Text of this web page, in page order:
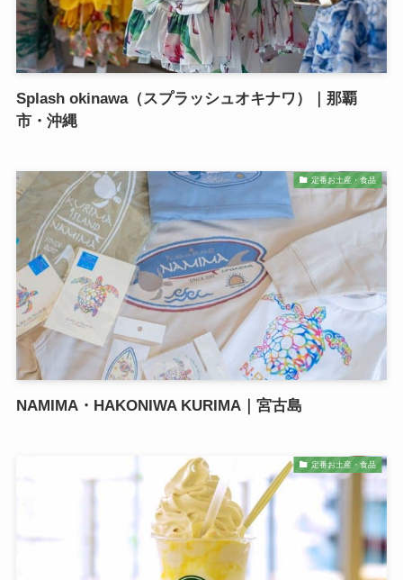
Splash okinawa（スプラッシュオキナワ）｜那覇
市・沖縄
定番お土産・食品
NAMIMA・HAKONIWA KURIMA｜宮古島
定番お土産・食品